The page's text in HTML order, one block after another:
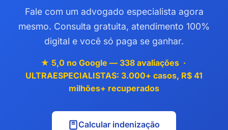
Fale com um advogado especialista agora
mesmo. Consulta gratuita, atendimento 100%
digital e você só paga se ganhar.
★ 5,0 no Google — 338 avaliações ·
ULTRAESPECIALISTAS: 3.000+ casos, R$ 41
milhões+ recuperados
Calcular indenização